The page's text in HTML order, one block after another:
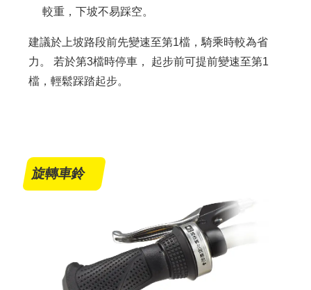
較重，下坡不易踩空。
建議於上坡路段前先變速至第1檔，騎乘時較為省
力。 若於第3檔時停車， 起步前可提前變速至第1
檔，輕鬆踩踏起步。
旋轉車鈴